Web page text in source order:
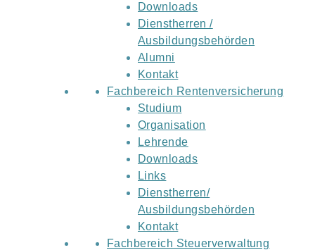
Downloads
Dienstherren /
Ausbildungsbehörden
Alumni
Kontakt
Fachbereich Rentenversicherung
Studium
Organisation
Lehrende
Downloads
Links
Dienstherren/
Ausbildungsbehörden
Kontakt
Fachbereich Steuerverwaltung